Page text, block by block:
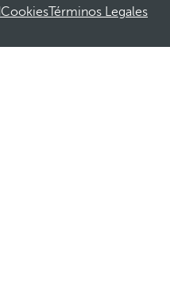
CookiesTérminos Legales